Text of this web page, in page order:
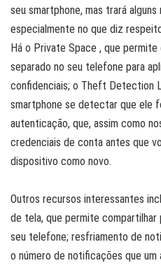
seu smartphone, mas trará
especialmente no que diz
Há o Private Space , que permite
separado no seu telefone para
confidenciais; o Theft Detection
smartphone se detectar que ele
autenticação, que, assim como
credenciais de conta antes que
dispositivo como novo.
Outros recursos interessantes
de tela, que permite
seu telefone; resfriamento de
o número de notificações que